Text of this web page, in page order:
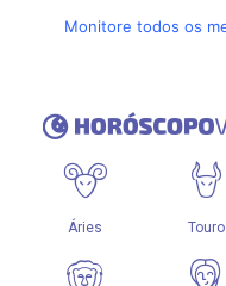
Monitore todos os